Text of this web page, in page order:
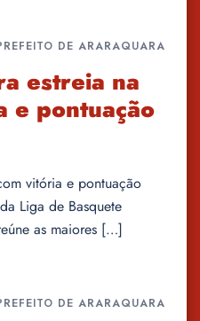
DE ARARAQUARA
estreia na
e pontuação
vitória e pontuação
Liga de Basquete
as maiores […]
DE ARARAQUARA